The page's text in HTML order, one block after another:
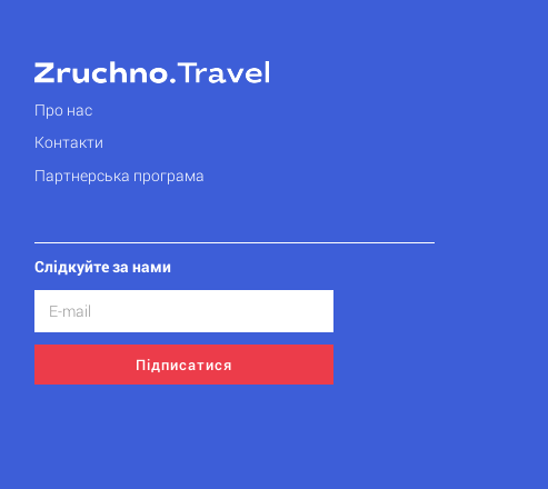
Про нас
Контакти
Партнерська програма
Слідкуйте за нами
Підписатися